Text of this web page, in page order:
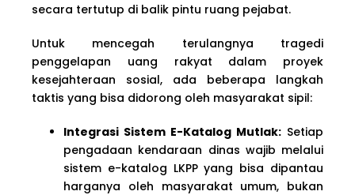
secara tertutup di balik pintu ruang pejabat.
Untuk mencegah terulangnya tragedi
penggelapan uang rakyat dalam proyek
kesejahteraan sosial, ada beberapa langkah
taktis yang bisa didorong oleh masyarakat sipil:
Integrasi Sistem E-Katalog Mutlak: Setiap
pengadaan kendaraan dinas wajib melalui
sistem e-katalog LKPP yang bisa dipantau
harganya oleh masyarakat umum, bukan